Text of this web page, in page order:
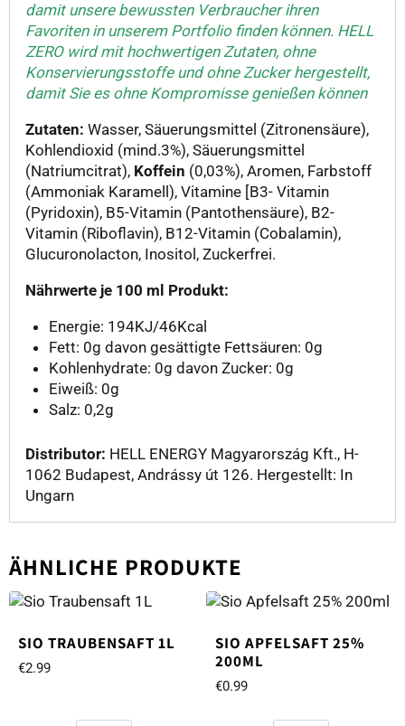
damit unsere bewussten Verbraucher ihren
Favoriten in unserem Portfolio finden können. HELL
ZERO wird mit hochwertigen Zutaten, ohne
Konservierungsstoffe und ohne Zucker hergestellt,
damit Sie es ohne Kompromisse genießen können
Zutaten: Wasser, Säuerungsmittel (Zitronensäure),
Kohlendioxid (mind.3%), Säuerungsmittel
(Natriumcitrat), Koffein (0,03%), Aromen, Farbstoff
(Ammoniak Karamell), Vitamine [B3- Vitamin
(Pyridoxin), B5-Vitamin (Pantothensäure), B2-
Vitamin (Riboflavin), B12-Vitamin (Cobalamin),
Glucuronolacton, Inositol, Zuckerfrei.
Nährwerte je 100 ml Produkt:
Energie: 194KJ/46Kcal
Fett: 0g davon gesättigte Fettsäuren: 0g
Kohlenhydrate: 0g davon Zucker: 0g
Eiweiß: 0g
Salz: 0,2g
Distributor: HELL ENERGY Magyarország Kft., H-
1062 Budapest, Andrássy út 126. Hergestellt: In
Ungarn
ÄHNLICHE PRODUKTE
SIO TRAUBENSAFT 1L
€2.99
SIO APFELSAFT 25%
200ML
€0.99